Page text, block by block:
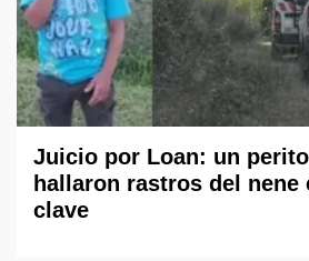
Juicio por Loan: un
hallaron rastros del nene
clave